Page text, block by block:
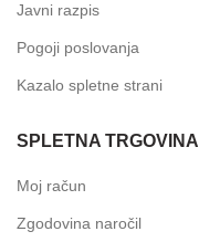
Javni razpis
Pogoji poslovanja
Kazalo spletne strani
SPLETNA TRGOVINA
Moj račun
Zgodovina naročil